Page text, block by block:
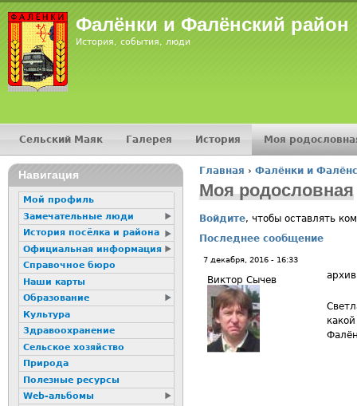
Фалёнки и Фалёнский район
История, события, люди
Вы здесь
Главная › Фалёнки и
Моя родословная
Войдите, чтобы оставлять
Последнее сообщение
7 декабря, 2016 - 16:33
Виктор Сычев
Главное меню
Сельский Маяк Галерея История Моя
16+
Навигация
Мой профиль
Замечательные люди
История посёлка и района
Официальная информация
Справочное бюро
Наши карты
Образование
Культура
Здравоохранение
Сельское хозяйство
Природа
Полезные ресурсы
Web-альбомы